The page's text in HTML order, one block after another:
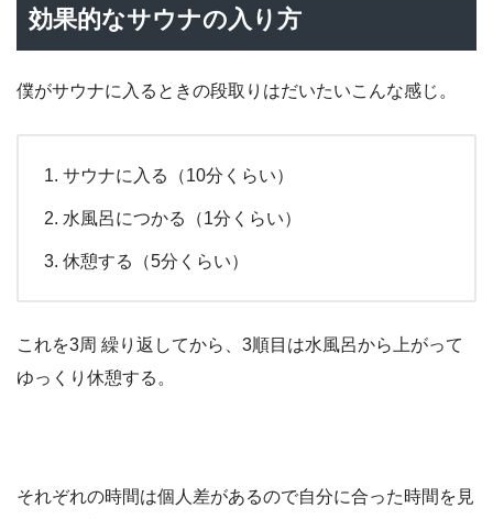
効果的なサウナの入り方
僕がサウナに入るときの段取りはだいたいこんな感じ。
サウナに入る（10分くらい）
水風呂につかる（1分くらい）
休憩する（5分くらい）
これを3周 繰り返してから、3順目は水風呂から上がって
ゆっくり休憩する。
それぞれの時間は個人差があるので自分に合った時間を見